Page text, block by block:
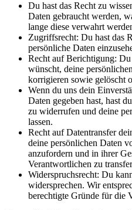
Du hast das Recht zu
Daten gebraucht werden,
lange diese verwahrt
Zugriffsrecht: Du hast das
persönliche Daten
Recht auf Berichtigung:
wünscht, deine
korrigieren sowie gelöscht
Wenn du uns dein
Daten gegeben hast, hast
zu widerrufen und deine
lassen.
Recht auf Datentransfer
deine persönlichen Daten
anzufordern und in ihrer
Verantwortlichen zu
Widerspruchsrecht: Du
widersprechen. Wir
berechtigte Gründe für die